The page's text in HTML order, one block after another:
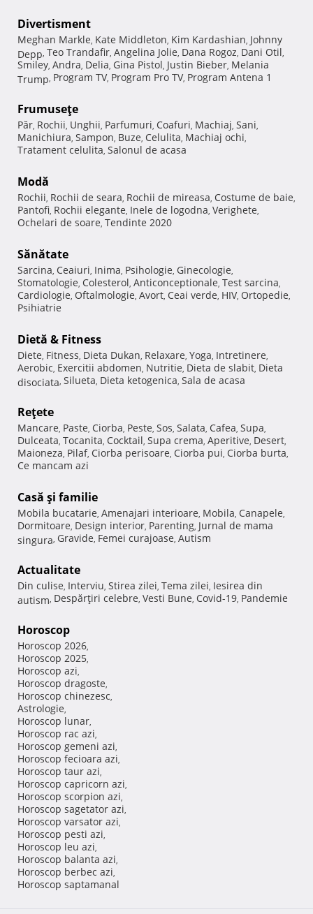
Divertisment
Meghan Markle, Kate Middleton, Kim Kardashian, Johnny
Depp, Teo Trandafir, Angelina Jolie, Dana Rogoz, Dani Otil,
Smiley, Andra, Delia, Gina Pistol, Justin Bieber, Melania
Trump, Program TV, Program Pro TV, Program Antena 1
Frumuseţe
Păr, Rochii, Unghii, Parfumuri, Coafuri, Machiaj, Sani,
Manichiura, Sampon, Buze, Celulita, Machiaj ochi,
Tratament celulita, Salonul de acasa
Modă
Rochii, Rochii de seara, Rochii de mireasa, Costume de baie,
Pantofi, Rochii elegante, Inele de logodna, Verighete,
Ochelari de soare, Tendinte 2020
Sănătate
Sarcina, Ceaiuri, Inima, Psihologie, Ginecologie,
Stomatologie, Colesterol, Anticonceptionale, Test sarcina,
Cardiologie, Oftalmologie, Avort, Ceai verde, HIV, Ortopedie,
Psihiatrie
Dietă & Fitness
Diete, Fitness, Dieta Dukan, Relaxare, Yoga, Intretinere,
Aerobic, Exercitii abdomen, Nutritie, Dieta de slabit, Dieta
disociata, Silueta, Dieta ketogenica, Sala de acasa
Reţete
Mancare, Paste, Ciorba, Peste, Sos, Salata, Cafea, Supa,
Dulceata, Tocanita, Cocktail, Supa crema, Aperitive, Desert,
Maioneza, Pilaf, Ciorba perisoare, Ciorba pui, Ciorba burta,
Ce mancam azi
Casă şi familie
Mobila bucatarie, Amenajari interioare, Mobila, Canapele,
Dormitoare, Design interior, Parenting, Jurnal de mama
singura, Gravide, Femei curajoase, Autism
Actualitate
Din culise, Interviu, Stirea zilei, Tema zilei, Iesirea din
autism, Despărţiri celebre, Vesti Bune, Covid-19, Pandemie
Horoscop
Horoscop 2026,
Horoscop 2025,
Horoscop azi,
Horoscop dragoste,
Horoscop chinezesc,
Astrologie,
Horoscop lunar,
Horoscop rac azi,
Horoscop gemeni azi,
Horoscop fecioara azi,
Horoscop taur azi,
Horoscop capricorn azi,
Horoscop scorpion azi,
Horoscop sagetator azi,
Horoscop varsator azi,
Horoscop pesti azi,
Horoscop leu azi,
Horoscop balanta azi,
Horoscop berbec azi,
Horoscop saptamanal